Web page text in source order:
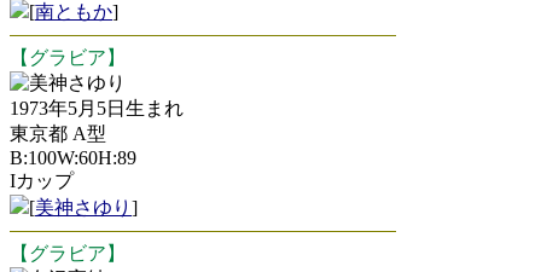
[南ともか]
【グラビア】
美神さゆり
1973年5月5日生まれ
東京都 A型
B:100W:60H:89
Iカップ
[美神さゆり ]
【グラビア】